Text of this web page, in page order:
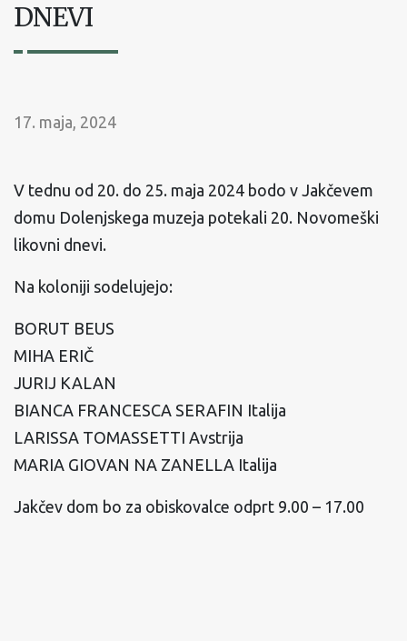
DNEVI
17. maja, 2024
V tednu od 20. do 25. maja 2024 bodo v Jakčevem
domu Dolenjskega muzeja potekali 20. Novomeški
likovni dnevi.
Na koloniji sodelujejo:
BORUT BEUS
MIHA ERIČ
JURIJ KALAN
BIANCA FRANCESCA SERAFIN Italija
LARISSA TOMASSETTI Avstrija
MARIA GIOVAN NA ZANELLA Italija
Jakčev dom bo za obiskovalce odprt 9.00 – 17.00